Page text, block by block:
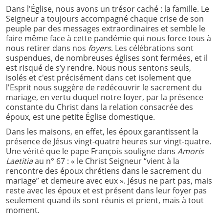
Dans l'Église, nous avons un trésor caché : la famille. Le
Seigneur a toujours accompagné chaque crise de son
peuple par des messages extraordinaires et semble le
faire même face à cette pandémie qui nous force tous à
nous retirer dans nos foyers. Les célébrations sont
suspendues, de nombreuses églises sont fermées, et il
est risqué de s’y rendre. Nous nous sentons seuls,
isolés et c'est précisément dans cet isolement que
l'Esprit nous suggère de redécouvrir le sacrement du
mariage, en vertu duquel notre foyer, par la présence
constante du Christ dans la relation consacrée des
époux, est une petite Église domestique.
Dans les maisons, en effet, les époux garantissent la
présence de Jésus vingt-quatre heures sur vingt-quatre.
Une vérité que le pape François souligne dans Amoris
Laetitiaau n° 67 : « le Christ Seigneur “vient à la
rencontre des époux chrétiens dans le sacrement du
mariage” et demeure avec eux ». Jésus ne part pas, mais
reste avec les époux et est présent dans leur foyer pas
seulement quand ils sont réunis et prient, mais à tout
moment.